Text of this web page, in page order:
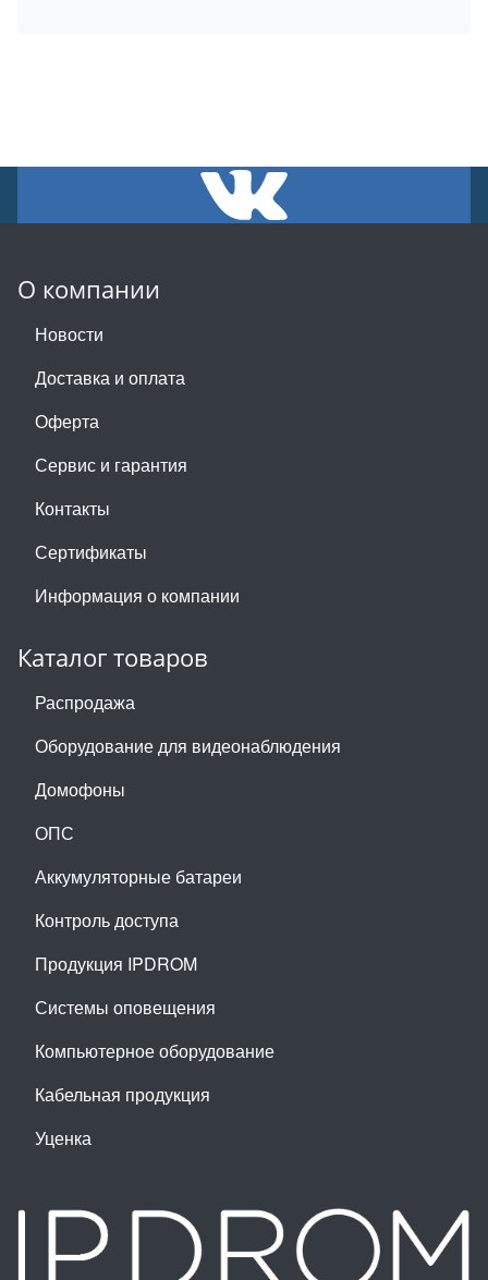
О компании
Новости
Доставка и оплата
Оферта
Сервис и гарантия
Контакты
Сертификаты
Информация о компании
Каталог товаров
Распродажа
Оборудование для видеонаблюдения
Домофоны
ОПС
Аккумуляторные батареи
Контроль доступа
Продукция IPDROM
Системы оповещения
Компьютерное оборудование
Кабельная продукция
Уценка